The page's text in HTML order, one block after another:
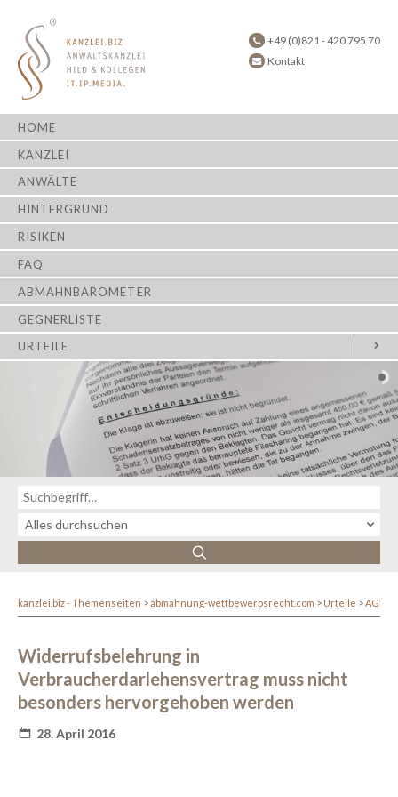
+49 (0)821 - 420 795 70
Kontakt
HOME
KANZLEI
ANWÄLTE
HINTERGRUND
RISIKEN
FAQ
ABMAHNBAROMETER
GEGNERLISTE
URTEILE
kanzlei.biz - Themenseiten abmahnung-wettbewerbsrecht.com Urteile AGB-
Widerrufsbelehrung in
Verbraucherdarlehensvertrag muss nicht
besonders hervorgehoben werden
28. April 2016